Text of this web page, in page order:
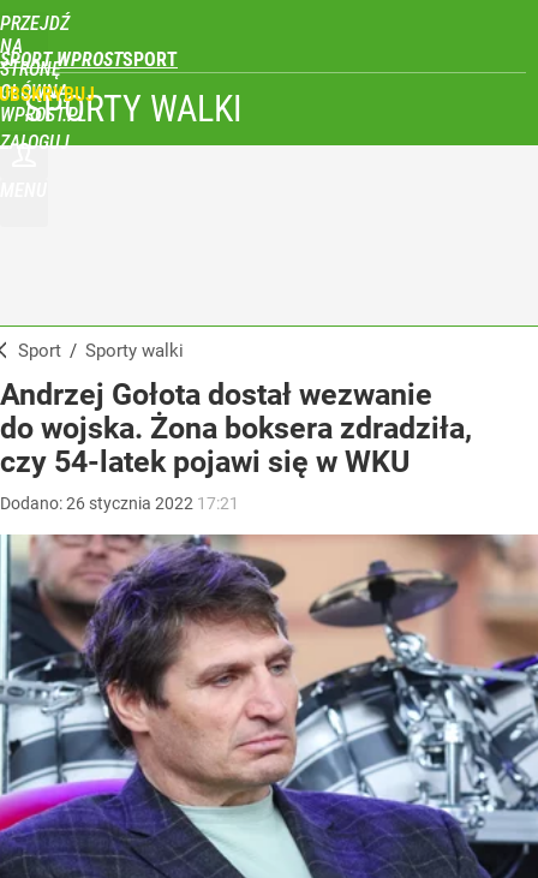
PRZEJDŹ
NA
STRONĘ
GŁÓWNĄ
WPROST.PL
SPORT WPROST
ZALOGUJ
SPORTY WALKI
Sport / Sporty walki
Andrzej Gołota dostał wezwanie
do wojska. Żona boksera zdradziła,
czy 54-latek pojawi się w WKU
Dodano:26 stycznia 2022 17:21